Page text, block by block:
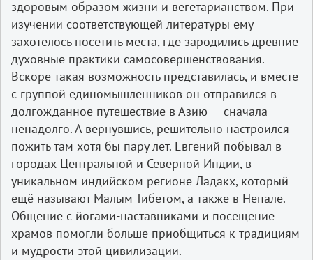
здоровым образом жизни и вегетарианством. При
изучении соответствующей литературы ему
захотелось посетить места, где зародились древние
духовные практики самосовершенствования.
Вскоре такая возможность представилась, и вместе
с группой единомышленников он отправился в
долгожданное путешествие в Азию — сначала
ненадолго. А вернувшись, решительно настроился
пожить там хотя бы пару лет. Евгений побывал в
городах Центральной и Северной Индии, в
уникальном индийском регионе Ладакх, который
ещё называют Малым Тибетом, а также в Непале.
Общение с йогами-наставниками и посещение
храмов помогли больше приобщиться к традициям
и мудрости этой цивилизации.